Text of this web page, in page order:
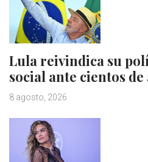
Lula reivindica su
social ante cientos
8 agosto, 2026